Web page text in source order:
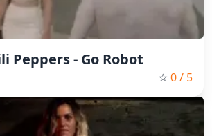
Peppers - Go Robot
☆ 0/ 5